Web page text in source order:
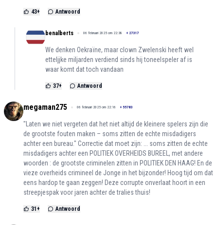
43+ Antwoord
benalberts 06 februari 2025 om 22:38 + 27317
We denken Oekraïne, maar clown Zwelenski heeft wel
etteljjke miljarden verdiend sinds hij toneelspeler af is
waar komt dat toch vandaan
37+ Antwoord
megaman275 06 februari 2025 om 22:16 + 55783
"Laten we niet vergeten dat het niet altijd de kleinere spelers zijn die
de grootste fouten maken – soms zitten de echte misdadigers
achter een bureau." Correctie dat moet zijn: ... soms zitten de echte
misdadigers achter een POLITIEK OVERHEIDS BUREEL, met andere
woorden : de grootste criminelen zitten in POLITIEK DEN HAAG! En de
vieze overheids crimineel de Jonge in het bijzonder! Hoog tijd om dat
eens hardop te gaan zeggen! Deze corrupte onverlaat hoort in een
streepjespak voor jaren achter de tralies thuis!
31 + Antwoord